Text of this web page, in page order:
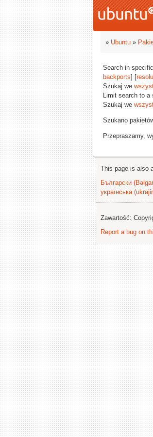
» Ubuntu »
Search in
backports] [
Szukaj we
Limit search to
Szukaj we
Szukano
Przepraszamy,
This page is also
Български
українська
Zawartość:
Report a bug on